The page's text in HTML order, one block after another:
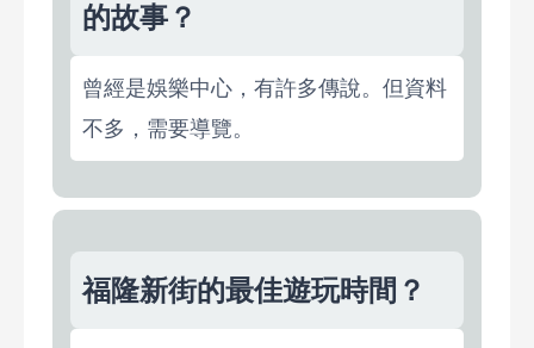
的故事？
曾經是娛樂中心，有許多傳說。但資料
不多，需要導覽。
福隆新街的最佳遊玩時間？